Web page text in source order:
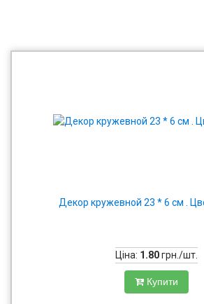
Декор кружевной 23 * 6 см .
Ціна: 1.80грн./шт.
Купити